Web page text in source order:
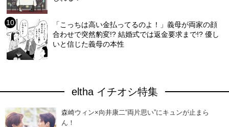
「こっちは高い金払ってるのよ！」義母が両家の顔
合わせで突然豹変!? 結婚式では返金要求まで!? 優し
いと信じた義母の本性
eltha イチオシ特集
森崎ウィン×向井康二“両片思い”にキュンが止まら
ん！